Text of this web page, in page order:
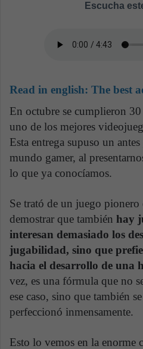
Escucha
Read in english: The best
En octubre se cumplieron
uno de los mejores
Esta entrega supuso un
mundo gamer, al
lo que ya conocíamos.
Se trató de un juego
demostrar que también hay
interesan demasiado los
jugabilidad, sino que
hacia el desarrollo de una
vez, es una fórmula que no
ese caso, sino que también
perfeccionó inmensamente.
Esto lo vemos en la enorme